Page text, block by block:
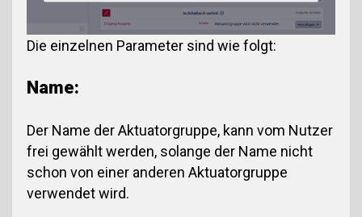
Die einzelnen Parameter sind wie folgt:
Name:
Der Name der Aktuatorgruppe, kann vom Nutzer
frei gewählt werden, solange der Name nicht
schon von einer anderen Aktuatorgruppe
verwendet wird.